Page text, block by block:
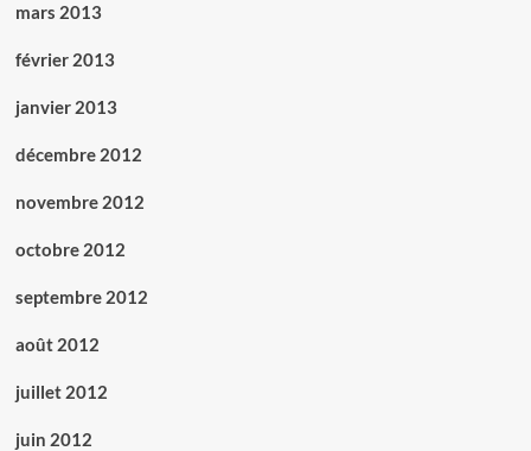
mars 2013
février 2013
janvier 2013
décembre 2012
novembre 2012
octobre 2012
septembre 2012
août 2012
juillet 2012
juin 2012